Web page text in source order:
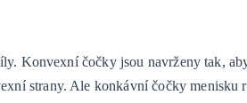
Konvexní čočky jsou navrženy tak,
strany. Ale konkávní čočky menisku